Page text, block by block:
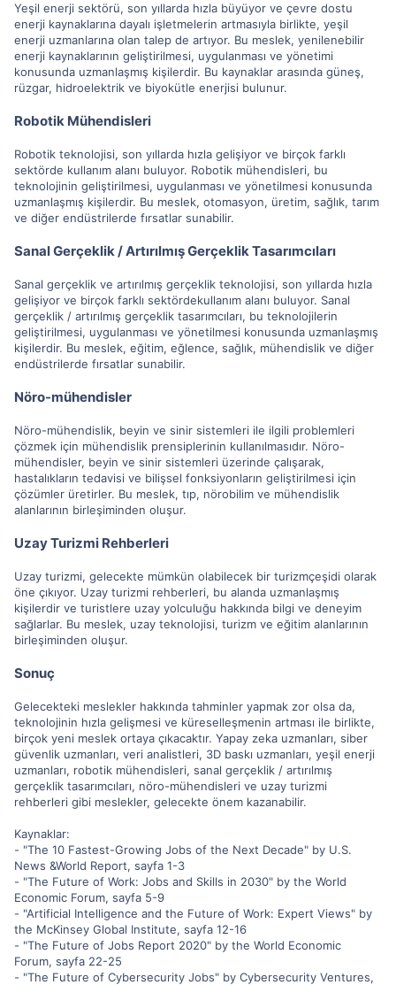
Yeşil enerji sektörü, son yıllarda hızla büyüyor ve çevre dostu
enerji kaynaklarına dayalı işletmelerin artmasıyla birlikte, yeşil
enerji uzmanlarına olan talep de artıyor. Bu meslek, yenilenebilir
enerji kaynaklarının geliştirilmesi, uygulanması ve yönetimi
konusunda uzmanlaşmış kişilerdir. Bu kaynaklar arasında güneş,
rüzgar, hidroelektrik ve biyokütle enerjisi bulunur.
Robotik Mühendisleri
Robotik teknolojisi, son yıllarda hızla gelişiyor ve birçok farklı
sektörde kullanım alanı buluyor. Robotik mühendisleri, bu
teknolojinin geliştirilmesi, uygulanması ve yönetilmesi konusunda
uzmanlaşmış kişilerdir. Bu meslek, otomasyon, üretim, sağlık, tarım
ve diğer endüstrilerde fırsatlar sunabilir.
Sanal Gerçeklik / Artırılmış Gerçeklik Tasarımcıları
Sanal gerçeklik ve artırılmış gerçeklik teknolojisi, son yıllarda hızla
gelişiyor ve birçok farklı sektördekullanım alanı buluyor. Sanal
gerçeklik / artırılmış gerçeklik tasarımcıları, bu teknolojilerin
geliştirilmesi, uygulanması ve yönetilmesi konusunda uzmanlaşmış
kişilerdir. Bu meslek, eğitim, eğlence, sağlık, mühendislik ve diğer
endüstrilerde fırsatlar sunabilir.
Nöro-mühendisler
Nöro-mühendislik, beyin ve sinir sistemleri ile ilgili problemleri
çözmek için mühendislik prensiplerinin kullanılmasıdır. Nöro-
mühendisler, beyin ve sinir sistemleri üzerinde çalışarak,
hastalıkların tedavisi ve bilişsel fonksiyonların geliştirilmesi için
çözümler üretirler. Bu meslek, tıp, nörobilim ve mühendislik
alanlarının birleşiminden oluşur.
Uzay Turizmi Rehberleri
Uzay turizmi, gelecekte mümkün olabilecek bir turizmçeşidi olarak
öne çıkıyor. Uzay turizmi rehberleri, bu alanda uzmanlaşmış
kişilerdir ve turistlere uzay yolculuğu hakkında bilgi ve deneyim
sağlarlar. Bu meslek, uzay teknolojisi, turizm ve eğitim alanlarının
birleşiminden oluşur.
Sonuç
Gelecekteki meslekler hakkında tahminler yapmak zor olsa da,
teknolojinin hızla gelişmesi ve küreselleşmenin artması ile birlikte,
birçok yeni meslek ortaya çıkacaktır. Yapay zeka uzmanları, siber
güvenlik uzmanları, veri analistleri, 3D baskı uzmanları, yeşil enerji
uzmanları, robotik mühendisleri, sanal gerçeklik / artırılmış
gerçeklik tasarımcıları, nöro-mühendisleri ve uzay turizmi
rehberleri gibi meslekler, gelecekte önem kazanabilir.
Kaynaklar:
- "The 10 Fastest-Growing Jobs of the Next Decade" by U.S.
News &World Report, sayfa 1-3
- "The Future of Work: Jobs and Skills in 2030" by the World
Economic Forum, sayfa 5-9
- "Artificial Intelligence and the Future of Work: Expert Views" by
the McKinsey Global Institute, sayfa 12-16
- "The Future of Jobs Report 2020" by the World Economic
Forum, sayfa 22-25
- "The Future of Cybersecurity Jobs" by Cybersecurity Ventures,